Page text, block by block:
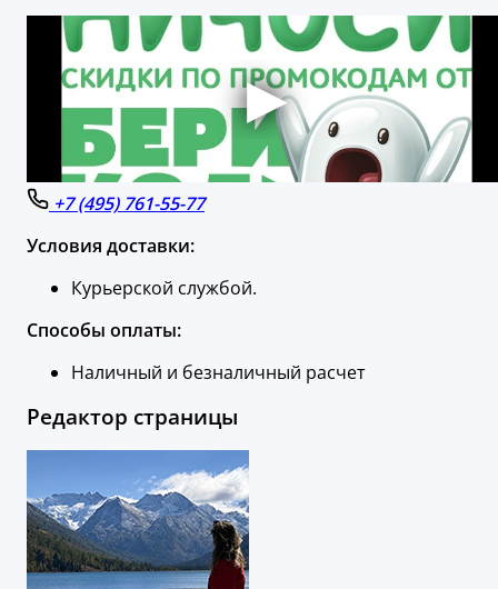
+7 (495) 761-55-77
Условия доставки:
Курьерской службой.
Способы оплаты:
Наличный и безналичный расчет
Редактор страницы